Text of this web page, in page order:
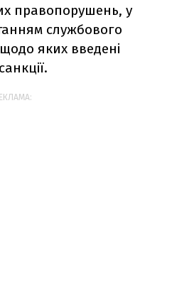
правопорушень, у
службового
яких введені